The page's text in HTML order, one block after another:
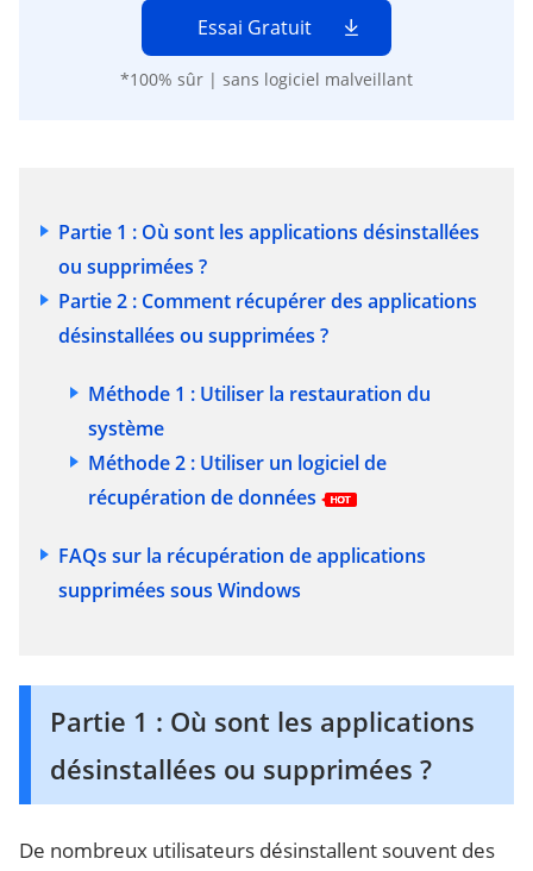
Essai Gratuit
*100% sûr | sans logiciel malveillant
Partie 1 : Où sont les applications désinstallées
ou supprimées ?
Partie 2 : Comment récupérer des applications
désinstallées ou supprimées ?
Méthode 1 : Utiliser la restauration du
système
Méthode 2 : Utiliser un logiciel de
récupération de données
FAQs sur la récupération de applications
supprimées sous Windows
Partie 1 : Où sont les applications
désinstallées ou supprimées ?
De nombreux utilisateurs désinstallent souvent des